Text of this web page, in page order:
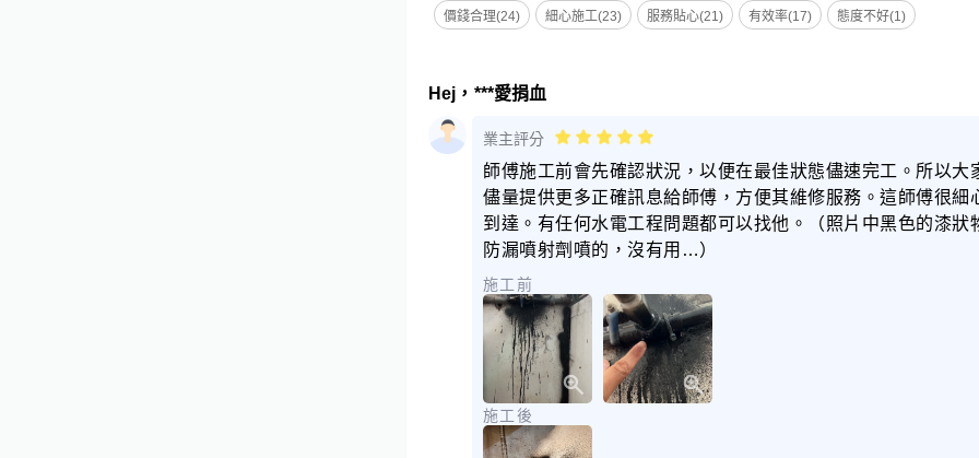
價錢合理(24) 細心施工(23) 服務貼心(21) 有效率(17) 態度不好(1)
Hej，***愛捐血
業主評分
師傅施工前會先確認狀況，以便在最佳狀態儘速完工。所以大
儘量提供更多正確訊息給師傅，方便其維修服務。這師傅很細
到達。有任何水電工程問題都可以找他。（照片中黑色的漆狀
防漏噴射劑噴的，沒有用…）
施工前
施工後